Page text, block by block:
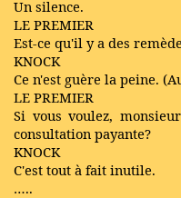
Un silence.
LE PREMIER
Est-ce qu'il y a des
KNOCK
Ce n'est guère la peine.
LE PREMIER
Si vous voulez,
consultation payante?
KNOCK
C'est tout à fait inutile.
…..